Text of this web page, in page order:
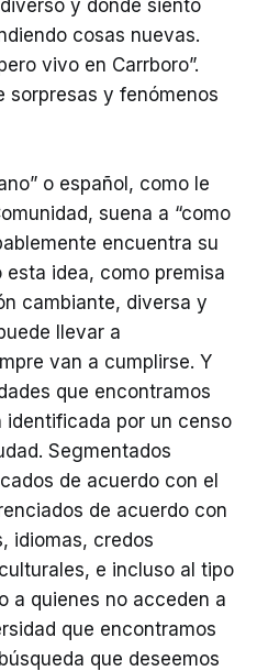
y donde siento
cosas nuevas.
vivo en Carrboro”.
sorpresas y fenómenos
o español, como le
suena a “como
encuentra su
idea, como premisa
cambiante, diversa y
llevar a
van a cumplirse. Y
que encontramos
identificada por un censo
Segmentados
de acuerdo con el
de acuerdo con
idiomas, credos
e incluso al tipo
a quienes no acceden a
que encontramos
que deseemos